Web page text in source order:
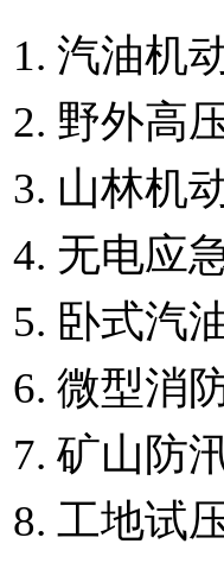
汽油机
野外高
山林机
无电应
卧式汽
微型消
矿山防
工地试